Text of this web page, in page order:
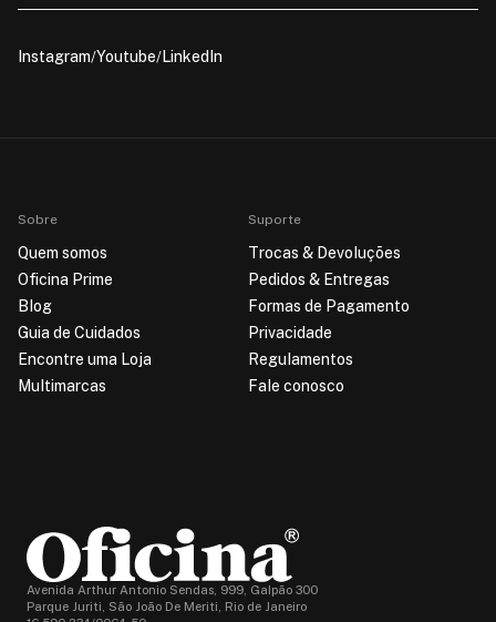
Instagram Youtube LinkedIn
Sobre
Quem somos
Oficina Prime
Blog
Guia de Cuidados
Encontre uma Loja
Multimarcas
Suporte
Trocas & Devoluções
Pedidos & Entregas
Formas de Pagamento
Privacidade
Regulamentos
Fale conosco
Avenida Arthur Antonio Sendas, 999, Galpão 300
Parque Juriti, São João De Meriti, Rio de Janeiro